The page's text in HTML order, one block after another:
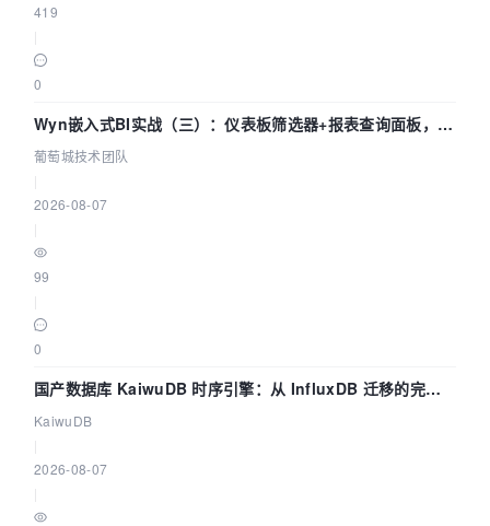
419
0
Wyn嵌入式BI实战（三）：仪表板筛选器+报表查询面板，参
数联动全闭环
葡萄城技术团队
2026-08-07
99
0
国产数据库 KaiwuDB 时序引擎：从 InfluxDB 迁移的完整
技术路径
KaiwuDB
2026-08-07